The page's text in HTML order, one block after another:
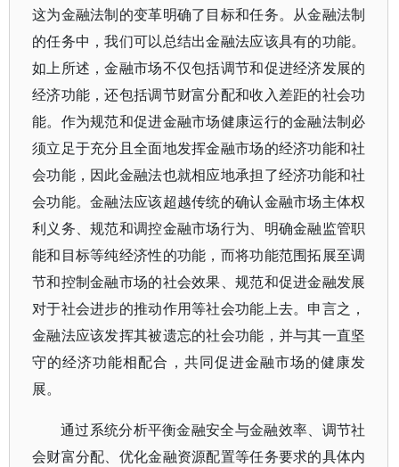
这为金融法制的变革明确了目标和任务。从金融法制
的任务中，我们可以总结出金融法应该具有的功能。
如上所述，金融市场不仅包括调节和促进经济发展的
经济功能，还包括调节财富分配和收入差距的社会功
能。作为规范和促进金融市场健康运行的金融法制必
须立足于充分且全面地发挥金融市场的经济功能和社
会功能，因此金融法也就相应地承担了经济功能和社
会功能。金融法应该超越传统的确认金融市场主体权
利义务、规范和调控金融市场行为、明确金融监管职
能和目标等纯经济性的功能，而将功能范围拓展至调
节和控制金融市场的社会效果、规范和促进金融发展
对于社会进步的推动作用等社会功能上去。申言之，
金融法应该发挥其被遗忘的社会功能，并与其一直坚
守的经济功能相配合，共同促进金融市场的健康发
展。
通过系统分析平衡金融安全与金融效率、调节社
会财富分配、优化金融资源配置等任务要求的具体内